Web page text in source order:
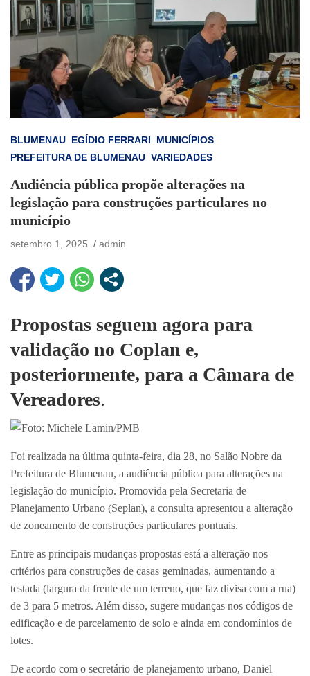
BLUMENAU EGÍDIO FERRARI
MUNICÍPIOS
PREFEITURA DE BLUMENAU VARIEDADES
Audiência pública propõe alterações na
legislação para construções particulares no
município
setembro 1, 2025 admin
Propostas seguem agora para
validação no Coplan e,
posteriormente, para a Câmara de
Vereadores.
Foto: Michele Lamin/PMB
Foi realizada na última quinta-feira, dia 28, no Salão Nobre da
Prefeitura de Blumenau, a audiência pública para alterações na
legislação do município. Promovida pela Secretaria de
Planejamento Urbano (Seplan), a consulta apresentou a alteração
de zoneamento de construções particulares pontuais.
Entre as principais mudanças propostas está a alteração nos
critérios para construções de casas geminadas, aumentando a
testada (largura da frente de um terreno, que faz divisa com a rua)
de 3 para 5 metros. Além disso, sugere mudanças nos códigos de
edificação e de parcelamento de solo e ainda em condomínios de
lotes.
De acordo com o secretário de planejamento urbano, Daniel